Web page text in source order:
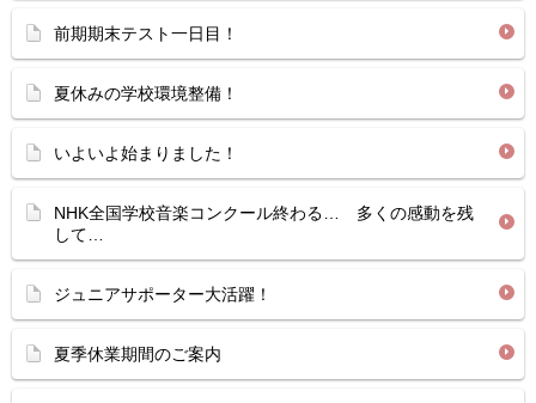
前期期末テスト一日目！
夏休みの学校環境整備！
いよいよ始まりました！
NHK全国学校音楽コンクール終わる… 多くの感動を残
して…
ジュニアサポーター大活躍！
夏季休業期間のご案内